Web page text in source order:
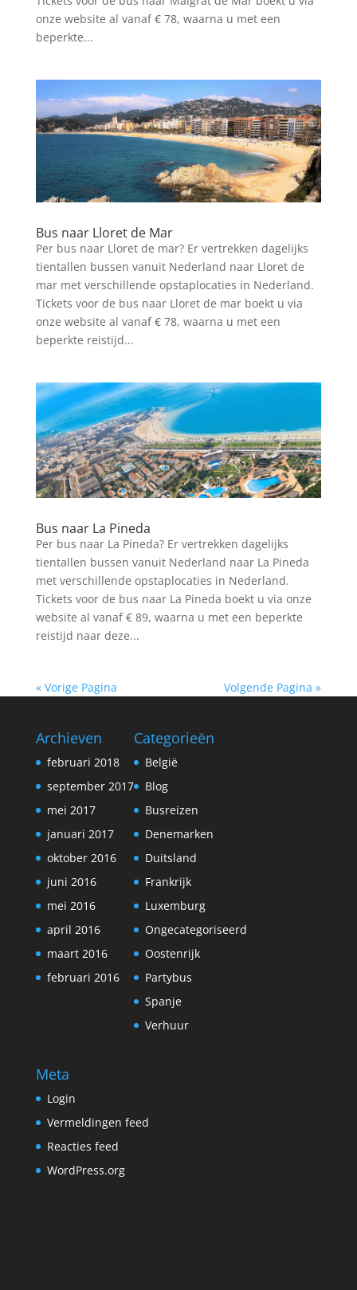
onze website al vanaf € 78, waarna u met een
beperkte...
Bus naar Lloret de Mar
Per bus naar Lloret de mar? Er vertrekken dagelijks
tientallen bussen vanuit Nederland naar Lloret de
mar met verschillende opstaplocaties in Nederland.
Tickets voor de bus naar Lloret de mar boekt u via
onze website al vanaf € 78, waarna u met een
beperkte reistijd...
Bus naar La Pineda
Per bus naar La Pineda? Er vertrekken dagelijks
tientallen bussen vanuit Nederland naar La Pineda
met verschillende opstaplocaties in Nederland.
Tickets voor de bus naar La Pineda boekt u via onze
website al vanaf € 89, waarna u met een beperkte
reistijd naar deze...
« Vorige Pagina Volgende Pagina »
Archieven
februari 2018
september 2017
mei 2017
januari 2017
oktober 2016
juni 2016
mei 2016
april 2016
maart 2016
februari 2016
Categorieën
België
Blog
Busreizen
Denemarken
Duitsland
Frankrijk
Luxemburg
Ongecategoriseerd
Oostenrijk
Partybus
Spanje
Verhuur
Meta
Login
Vermeldingen feed
Reacties feed
WordPress.org